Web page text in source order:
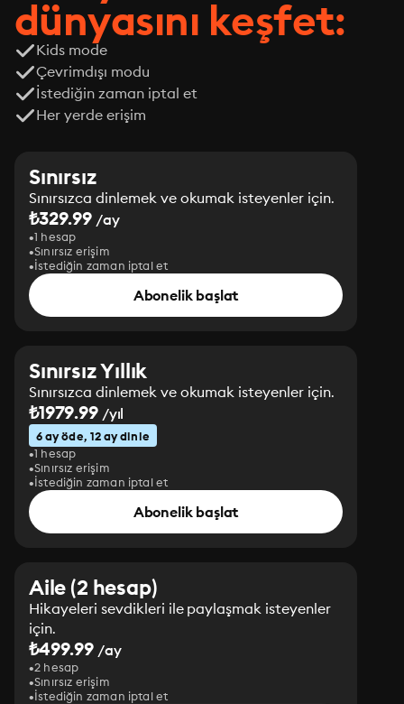
dünyasını keşfet:
Kids mode
Çevrimdışı modu
İstediğin zaman iptal et
Her yerde erişim
Sınırsız
Sınırsızca dinlemek ve okumak isteyenler için.
₺329.99 /ay
1 hesap
Sınırsız erişim
İstediğin zaman iptal et
Abonelik başlat
Sınırsız Yıllık
Sınırsızca dinlemek ve okumak isteyenler için.
₺1979.99/yıl
6 ay öde, 12 ay dinle
1 hesap
Sınırsız erişim
İstediğin zaman iptal et
Abonelik başlat
Aile (2 hesap)
Hikayeleri sevdikleri ile paylaşmak isteyenler
için.
₺499.99 /ay
2 hesap
Sınırsız erişim
İstediğin zaman iptal et